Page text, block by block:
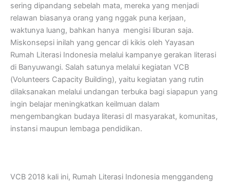
sering dipandang sebelah mata, mereka yang menjadi
relawan biasanya orang yang nggak puna kerjaan,
waktunya luang, bahkan hanya mengisi liburan saja.
Miskonsepsi inilah yang gencar di kikis oleh Yayasan
Rumah Literasi Indonesia melalui kampanye gerakan literasi
di Banyuwangi. Salah satunya melalui kegiatan VCB
(Volunteers Capacity Building), yaitu kegiatan yang rutin
dilaksanakan melalui undangan terbuka bagi siapapun yang
ingin belajar meningkatkan keilmuan dalam
mengembangkan budaya literasi dI masyarakat, komunitas,
instansi maupun lembaga pendidikan.
VCB 2018 kali ini, Rumah Literasi Indonesia menggandeng